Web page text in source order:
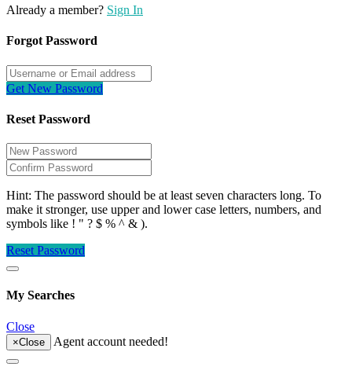
Already a member? Sign In
Forgot Password
Get New Password
Reset Password
Hint: The password should be at least seven characters long. To
make it stronger, use upper and lower case letters, numbers, and
symbols like ! " ? $ % ^ & ).
Reset Password
My Searches
Close
×Close Agent account needed!